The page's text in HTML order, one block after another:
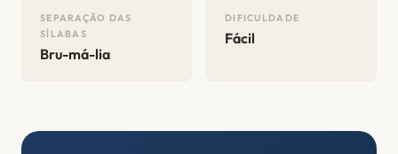
SEPARAÇÃO DAS
SÍLABAS
Bru-má-lia
DIFICULDADE
Fácil